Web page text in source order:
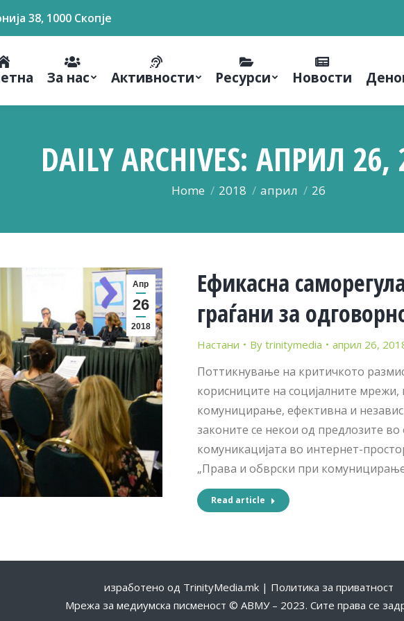
38, 1000 Скопје
За нас Активности Ресурси Новости
DAILY ARCHIVES: АПРИЛ 26,
You are here:
Home 2018 април 26
Апр
26
2018
Ефикасна
граѓани за
Настани By trinitymedia април 26,
Поттикнување на критичкото
корисниците на социјалните
комуницирање, ефективна и
законите се некои од предлозите
комуникацијата во интернет-
„Права и обврски при
Read article
изработено од TrinityMedia.mk| Политика за приватност
Мрежа за медиумска писменост © АВМУ – 2023. Сите права се